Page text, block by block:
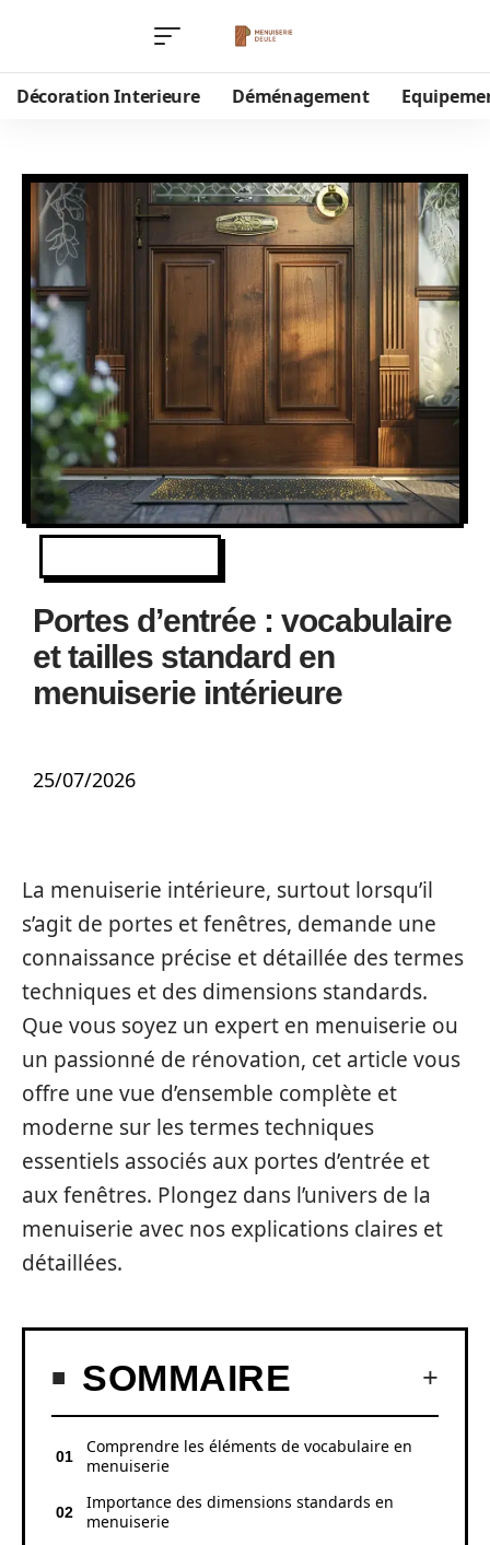
Décoration Interieure Déménagement
Portes d’entrée : vocabulaire
et tailles standard en
menuiserie intérieure
25/07/2026
La menuiserie intérieure, surtout lorsqu’il
s’agit de portes et fenêtres, demande une
connaissance précise et détaillée des termes
techniques et des dimensions standards.
Que vous soyez un expert en menuiserie ou
un passionné de rénovation, cet article vous
offre une vue d’ensemble complète et
moderne sur les termes techniques
essentiels associés aux portes d’entrée et
aux fenêtres. Plongez dans l’univers de la
menuiserie avec nos explications claires et
détaillées.
SOMMAIRE
Comprendre les éléments de vocabulaire en
menuiserie
Importance des dimensions standards en
menuiserie